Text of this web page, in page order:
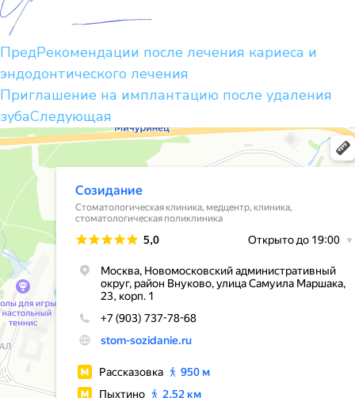
ПредРекомендации после лечения кариеса и
эндодонтического лечения
Приглашение на имплантацию после удаления
зубаСледующая